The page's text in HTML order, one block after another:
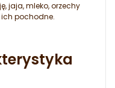
jaja, mleko, orzechy
pochodne.